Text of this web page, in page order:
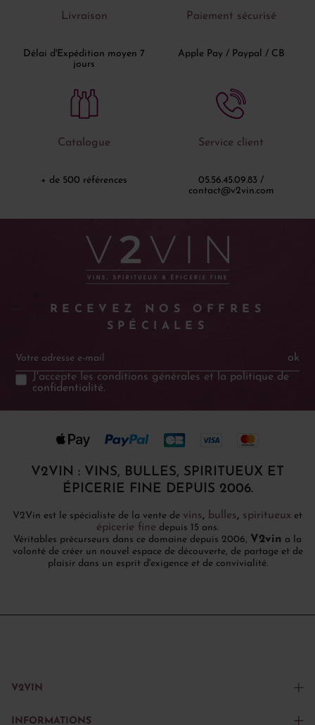
Livraison
Délai d'Expédition moyen 7
jours
Paiement sécurisé
Apple Pay / Paypal / CB
Catalogue
+ de 500 références
Service client
05.56.45.09.83 /
contact@v2vin.com
RECEVEZ NOS OFFRES
SPÉCIALES
ok
J'accepte les conditions générales et la politique de
confidentialité.
V2VIN : VINS, BULLES, SPIRITUEUX ET
ÉPICERIE FINE DEPUIS 2006.
V2Vin est le spécialiste de la vente de vins, bulles, spiritueux et
épicerie fine depuis 15 ans.
Véritables précurseurs dans ce domaine depuis 2006, V2vin a la
volonté de créer un nouvel espace de découverte, de partage et de
plaisir dans un esprit d'exigence et de convivialité.
V2VIN
INFORMATIONS